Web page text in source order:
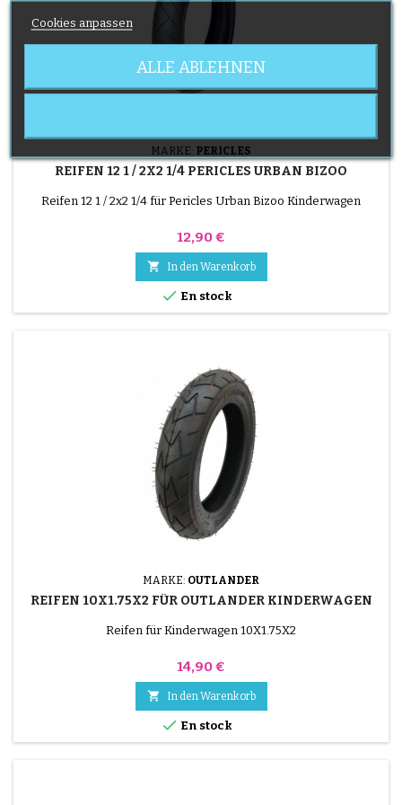
MARKE: PERICLES
REIFEN 12 1 / 2X2 1/4 PERICLES URBAN BIZOO
Reifen 12 1 / 2x2 1/4 für Pericles Urban Bizoo Kinderwagen
Preis
12,90 €
 In den Warenkorb
 En stock
MARKE: OUTLANDER
REIFEN 10X1.75X2 FÜR OUTLANDER KINDERWAGEN
Reifen für Kinderwagen 10X1.75X2
Preis
14,90 €
 In den Warenkorb
 En stock
Cookies anpassen
ALLE ABLEHNEN